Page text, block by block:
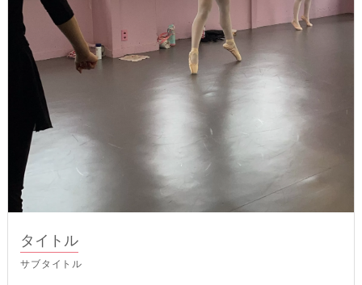
タイトル
サブタイトル